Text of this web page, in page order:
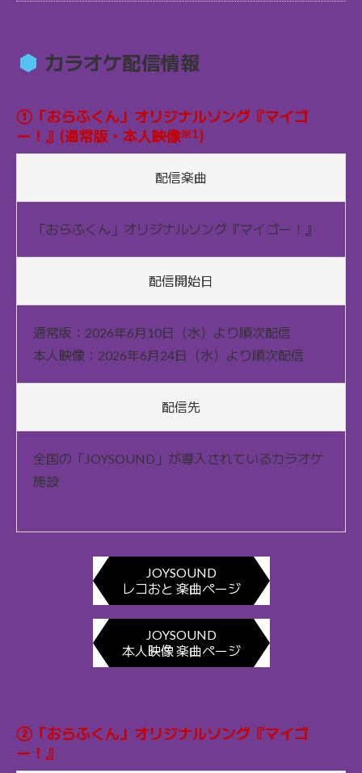
カラオケ配信情報
①「おらふくん」オリジナルソング『マイゴ
ー！』(通常版・本人映像※1 )
配信楽曲
「おらふくん」オリジナルソング『マイゴー！』
配信開始日
通常版：2026年6月10日（水）より順次配信
本人映像：2026年6月24日（水）より順次配信
配信先
全国の「JOYSOUND」が導入されているカラオケ
施設
JOYSOUND
レコおと 楽曲ページ
JOYSOUND
本人映像 楽曲ページ
②「おらふくん」オリジナルソング『マイゴ
ー！』